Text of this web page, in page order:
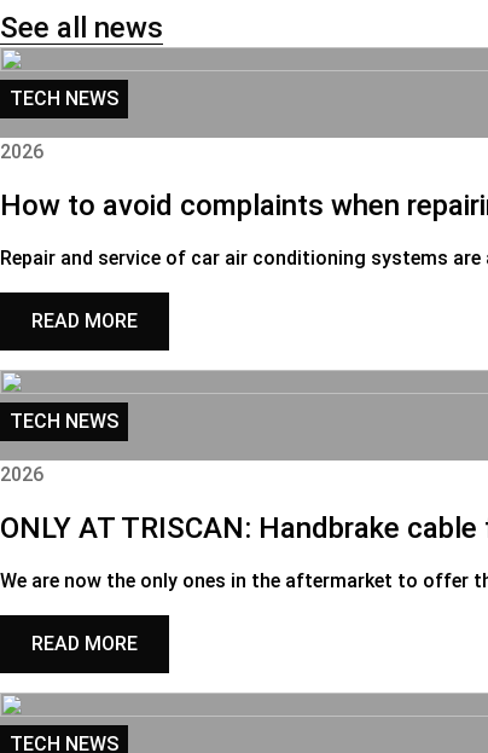
See all news
TECH NEWS
2026
How to avoid complaints when
Repair and service of car air conditioning systems
READ MORE
TECH NEWS
2026
ONLY AT TRISCAN: Handbrake
We are now the only ones in the aftermarket to offer
READ MORE
TECH NEWS